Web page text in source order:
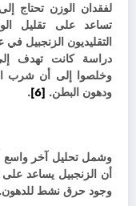
لفقدان الوزن تحتاج
تساعد على تقليل
التقليديون الزنجبيل
دراسة كانت تهدف
وخلصوا إلى أن شرب
ودهون البطن. [6]
.
أن الزنجبيل يساعد
وجود حرق نشط للدهون.